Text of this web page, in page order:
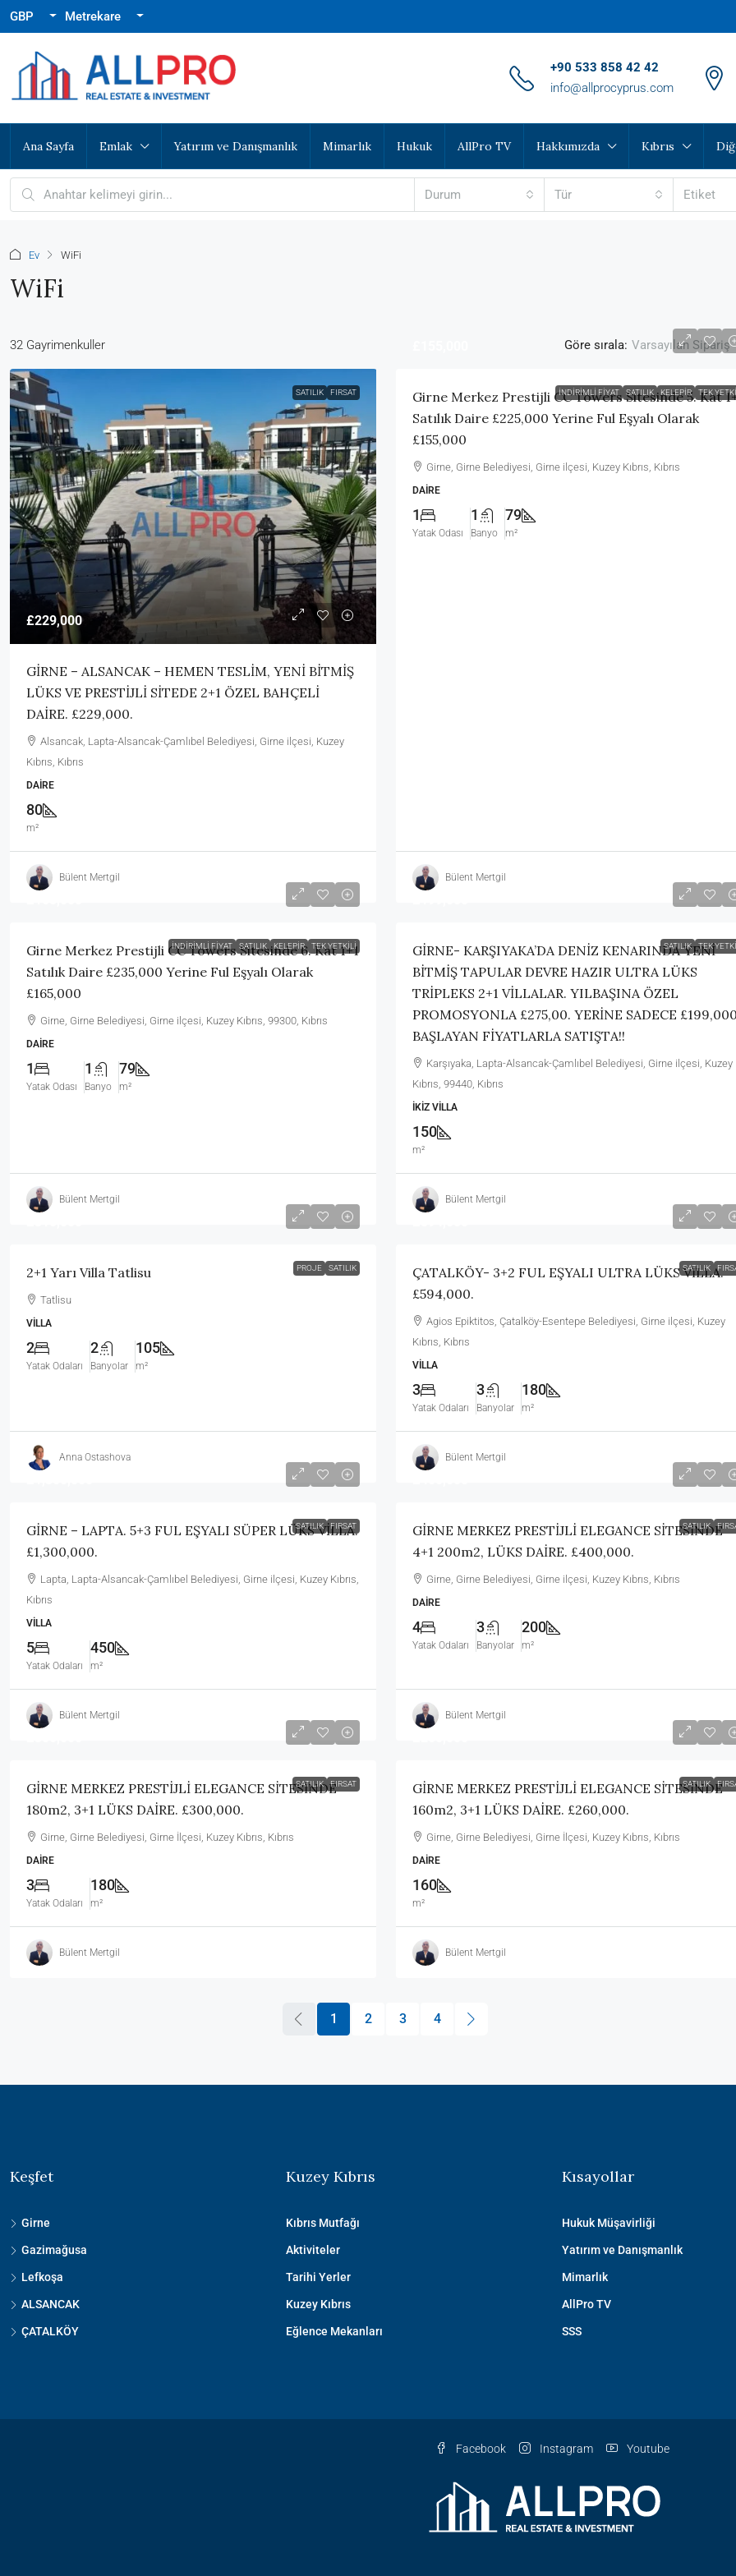
GBP Metrekare
‪+90 533 858 42 42‬
info@allprocyprus.com
Ana Sayfa Emlak Yatırım ve Danışmanlık Mimarlık Hukuk AllPro TV Hakkımızda Kıbrıs
Durum Tür Etiket
Ev WiFi
WiFi
32 Gayrimenkuller Göre sırala: Varsayılan Sipariş
SATILIK FIRSAT
£229,000
GİRNE – ALSANCAK – HEMEN TESLİM, YENİ BİTMİŞ
LÜKS VE PRESTİJLİ SİTEDE 2+1 ÖZEL BAHÇELİ
DAİRE. £229,000.
Alsancak, Lapta-Alsancak-Çamlıbel Belediyesi, Girne ilçesi, Kuzey
Kıbrıs, Kıbrıs
DAIRE
80
m²
Bülent Mertgil
İNDIRIMLI FIYAT SATILIK KELEPIR TEK
Girne Merkez Prestijli CC Towers Sitesinde 5. Kat
Satılık Daire £225,000 Yerine Ful Eşyalı Olarak
£155,000
Girne, Girne Belediyesi, Girne ilçesi, Kuzey Kıbrıs, Kıbrıs
DAIRE
1
Yatak Odası
1
Banyo
79
m²
Bülent Mertgil
İNDIRIMLI FIYAT SATILIK KELEPIR TEK YETKILI
Girne Merkez Prestijli CC Towers Sitesinde 6. Kat 1+1
Satılık Daire £235,000 Yerine Ful Eşyalı Olarak
£165,000
Girne, Girne Belediyesi, Girne ilçesi, Kuzey Kıbrıs, 99300, Kıbrıs
DAIRE
1
Yatak Odası
1
Banyo
79
m²
Bülent Mertgil
SATILIK TEK
GİRNE- KARŞIYAKA’DA DENİZ KENARINDA YENİ
BİTMİŞ TAPULAR DEVRE HAZIR ULTRA LÜKS
TRİPLEKS 2+1 VİLLALAR. YILBAŞINA ÖZEL
PROMOSYONLA £275,00. YERİNE SADECE
BAŞLAYAN FİYATLARLA SATIŞTA!!
Karşıyaka, Lapta-Alsancak-Çamlıbel Belediyesi, Girne ilçesi, Kuzey
Kıbrıs, 99440, Kıbrıs
İKIZ VILLA
150
m²
Bülent Mertgil
PROJE SATILIK
2+1 Yarı Villa Tatlisu
Tatlisu
VILLA
2
Yatak Odaları
2
Banyolar
105
m²
Anna Ostashova
SATILIK
ÇATALKÖY- 3+2 FUL EŞYALI ULTRA LÜKS VİLLA.
£594,000.
Agios Epiktitos, Çatalköy-Esentepe Belediyesi, Girne ilçesi, Kuzey
Kıbrıs, Kıbrıs
VILLA
3
Yatak Odaları
3
Banyolar
180
m²
Bülent Mertgil
SATILIK FIRSAT
GİRNE – LAPTA. 5+3 FUL EŞYALI SÜPER LÜKS VİLLA.
£1,300,000.
Lapta, Lapta-Alsancak-Çamlıbel Belediyesi, Girne ilçesi, Kuzey Kıbrıs,
Kıbrıs
VILLA
5
Yatak Odaları
450
m²
Bülent Mertgil
SATILIK
GİRNE MERKEZ PRESTİJLİ ELEGANCE SİTESİNDE
4+1 200m2, LÜKS DAİRE. £400,000.
Girne, Girne Belediyesi, Girne ilçesi, Kuzey Kıbrıs, Kıbrıs
DAIRE
4
Yatak Odaları
3
Banyolar
200
m²
Bülent Mertgil
SATILIK FIRSAT
GİRNE MERKEZ PRESTİJLİ ELEGANCE SİTESİNDE
180m2, 3+1 LÜKS DAİRE. £300,000.
Girne, Girne Belediyesi, Girne İlçesi, Kuzey Kıbrıs, Kıbrıs
DAIRE
3
Yatak Odaları
180
m²
Bülent Mertgil
SATILIK
GİRNE MERKEZ PRESTİJLİ ELEGANCE SİTESİNDE
160m2, 3+1 LÜKS DAİRE. £260,000.
Girne, Girne Belediyesi, Girne İlçesi, Kuzey Kıbrıs, Kıbrıs
DAIRE
160
m²
Bülent Mertgil
1 2 3 4
Keşfet
Girne
Gazimağusa
Lefkoşa
ALSANCAK
ÇATALKÖY
Kuzey Kıbrıs
Kıbrıs Mutfağı
Aktiviteler
Tarihi Yerler
Kuzey Kıbrıs
Eğlence Mekanları
Kısayollar
Hukuk Müşavirliği
Yatırım ve Danışmanlık
Mimarlık
AllPro TV
SSS
Facebook Instagram Youtube